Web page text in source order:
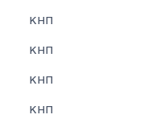
КНП
КНП
КНП
КНП